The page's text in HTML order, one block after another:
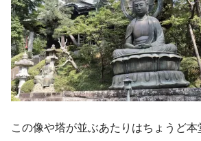
この像や塔が並ぶあたりはちょうど